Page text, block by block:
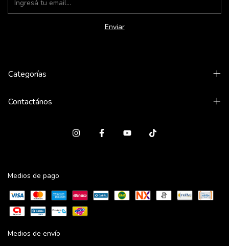
Categorías
Contactános
Medios de pago
Medios de envío